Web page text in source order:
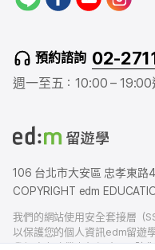
a
b
o
o
u
e
a
r
預約諮詢 02-
週一至五：10:00 – 19:00
106 台北市大安區 忠孝東路
COPYRIGHT edm
我們的網站使用安全套接層（
以保護您的個人資訊edm留遊
我們也有賠償責任保險，以防